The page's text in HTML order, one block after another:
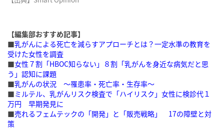
【編集部おすすめ記事】
■乳がんによる死亡を減らすアプローチとは？一定水準の教育を
受けた女性を調査
■女性７割「HBOC知らない」８割「乳がんを身近な病気だと思
う」認知に課題
■乳がんの状況 〜罹患率・死亡率・生存率〜
■ミルテル、乳がんリスク検査で「ハイリスク」女性に検診代１
万円 早期発見に
■売れるフェムテックの「開発」と「販売戦略」 17の障壁と対
策